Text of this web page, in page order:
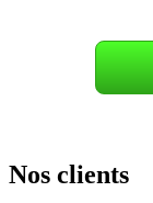
Nos clients